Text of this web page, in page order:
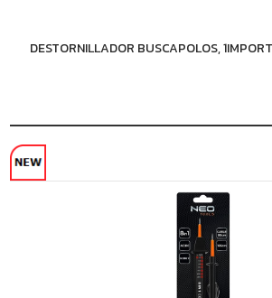
DESTORNILLADOR BUSCAPOLOS,